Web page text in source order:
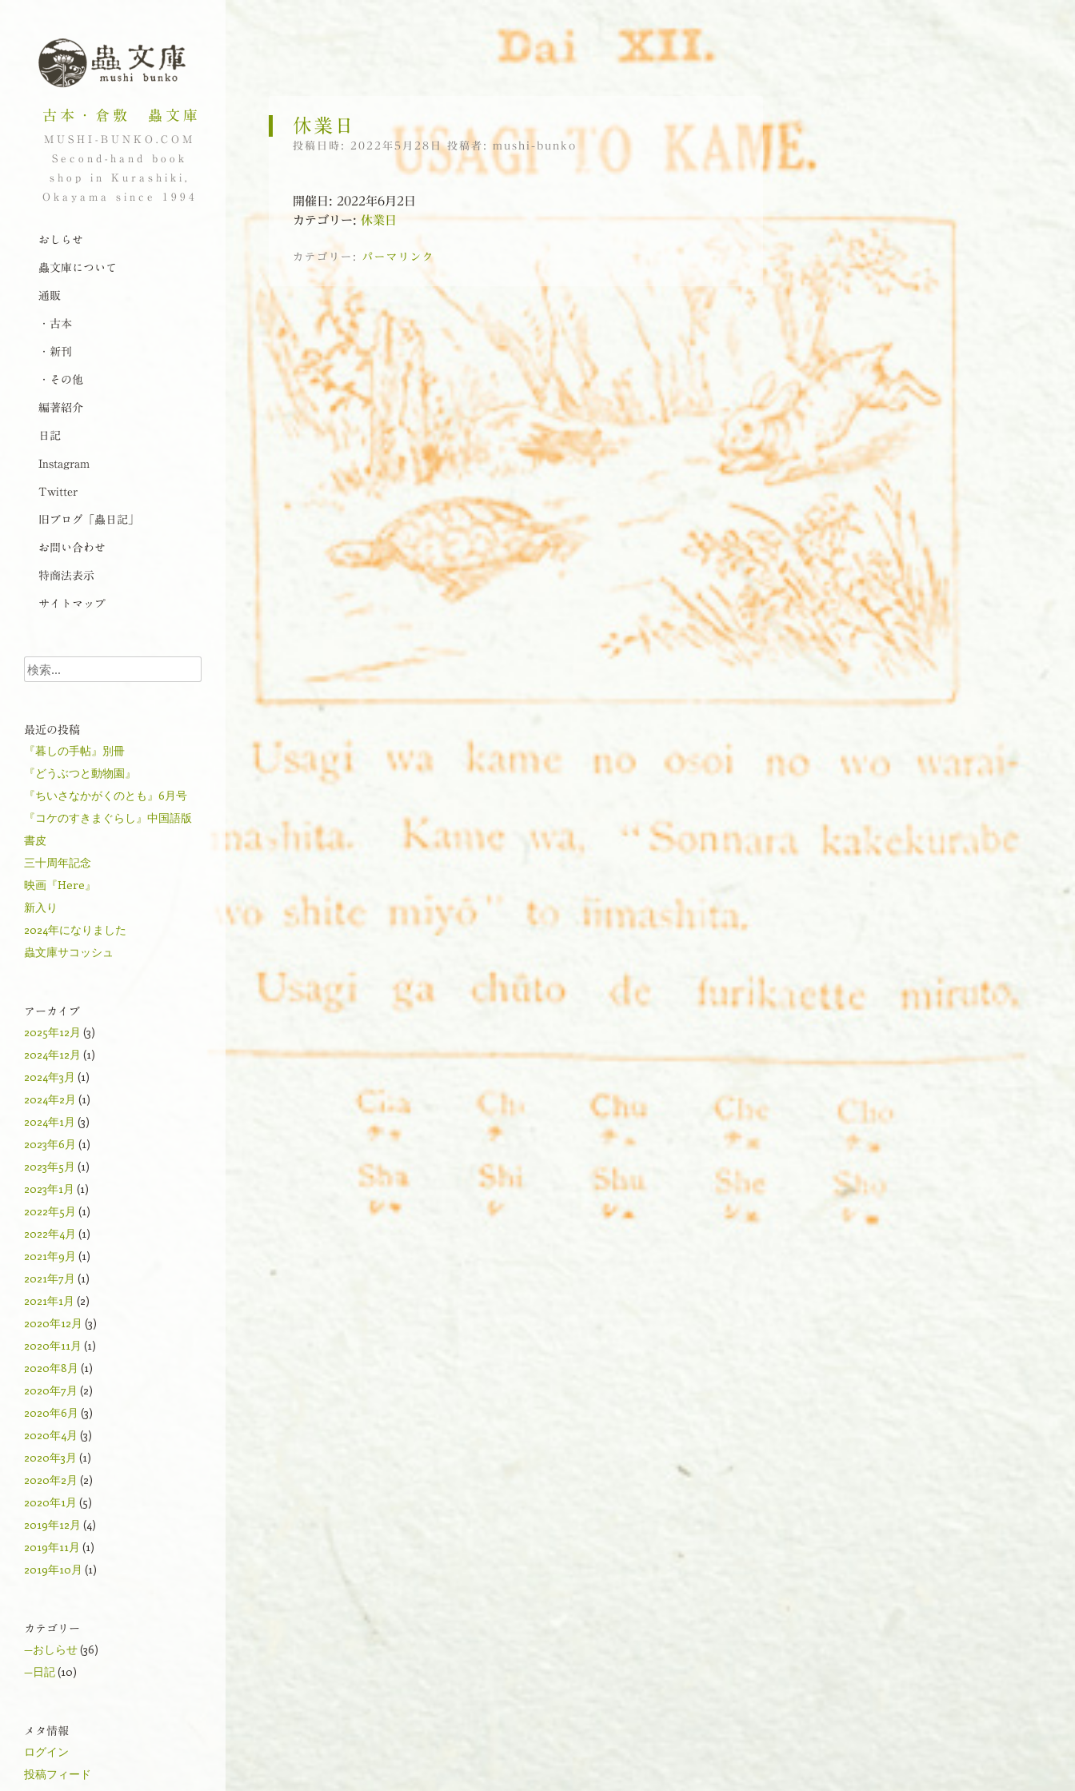
古本・倉敷 蟲文庫
MUSHI-BUNKO.COM
Second-hand book
shop in Kurashiki,
Okayama since 1994
ナビゲーション
コンテンツへスキップ
おしらせ
蟲文庫について
通販
・古本
・新刊
・その他
編著紹介
日記
Instagram
Twitter
旧ブログ「蟲日記」
お問い合わせ
特商法表示
サイトマップ
休業日
投稿日時: 2022年5月28日投稿者: mushi-bunko
開催日: 2022年6月2日
カテゴリー: 休業日
カテゴリー: パーマリンク
投稿ナビゲーション
検索
最近の投稿
『暮しの手帖』別冊
『どうぶつと動物園』
『ちいさなかがくのとも』6月号
『コケのすきまぐらし』中国語版
書皮
三十周年記念
映画『Here』
新入り
2024年になりました
蟲文庫サコッシュ
アーカイブ
2025年12月 (3)
2024年12月 (1)
2024年3月 (1)
2024年2月 (1)
2024年1月 (3)
2023年6月 (1)
2023年5月 (1)
2023年1月 (1)
2022年5月 (1)
2022年4月 (1)
2021年9月 (1)
2021年7月 (1)
2021年1月 (2)
2020年12月 (3)
2020年11月 (1)
2020年8月 (1)
2020年7月 (2)
2020年6月 (3)
2020年4月 (3)
2020年3月 (1)
2020年2月 (2)
2020年1月 (5)
2019年12月 (4)
2019年11月 (1)
2019年10月 (1)
カテゴリー
—おしらせ(36)
—日記(10)
メタ情報
ログイン
投稿フィード